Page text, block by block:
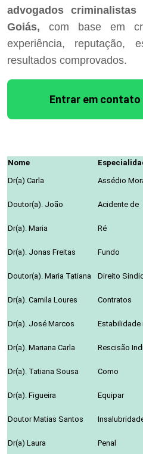
advogados
Goiás, com base em
experiência, reputação,
resultados comprovados.
Entrar em contato
Nome
Dr(a) Carla
Assédio
Doutor(a). João
Acidente de
Dr(a). Maria
Ré
Dr(a). Jonas Freitas
Fundo
Doutor(a). Maria Tatiana
Direito
Dr(a). Camila Loures
Contratos
Dr(a). José Marcos
Estabilidade
Dr(a). Mariana Carla
Rescisão
Dr(a). Tatiana Sousa
Como
Dr(a). Figueira
Equipar
Doutor Matias Santos
Dr(a) Laura
Penal